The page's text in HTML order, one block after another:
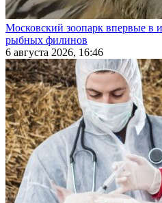
Московский зоопарк впервые в
рыбных филинов
6 августа 2026, 16:46